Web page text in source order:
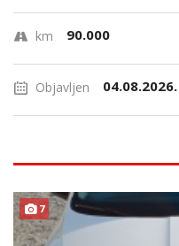
km 90.000
Objavljen 04.08.2026.
7